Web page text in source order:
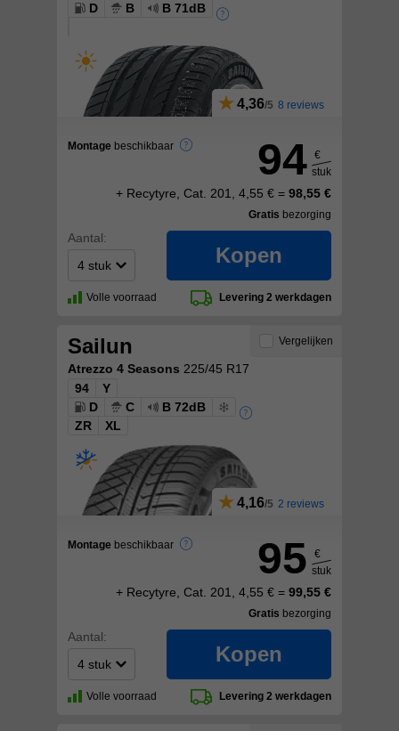
D
B B 71dB
4,36 8 reviews
Montage beschikbaar 94 €
stuk
+ Recytyre, Cat. 201, 4,55 € = 98,55 €
Gratis bezorging
Aantal:
Kopen
Volle voorraad Levering 2 werkdagen
Sailun
Atrezzo 4 Seasons 225/45 R17
94
Y
D
C
B 72dB
ZR
XL
4,16 2 reviews
Montage beschikbaar
Vergelijken
95
€
stuk
+ Recytyre, Cat. 201, 4,55 € = 99,55 €
Gratis bezorging
Aantal:
Kopen
Volle voorraad Levering 2 werkdagen